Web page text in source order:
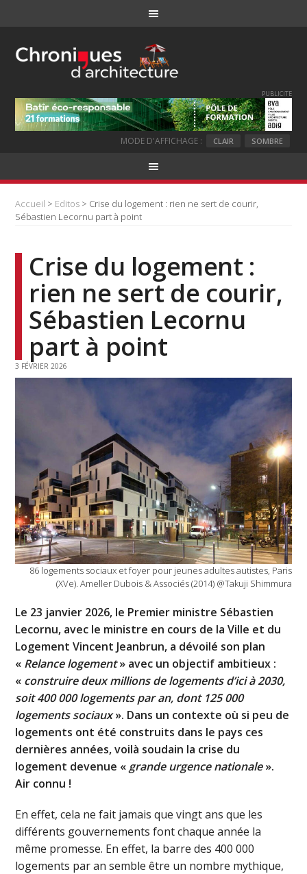
PUBLICITE
MODE D'AFFICHAGE : CLAIR SOMBRE
Accueil > Editos > Crise du logement : rien ne sert de courir,
Sébastien Lecornu part à point
Crise du logement :
rien ne sert de courir,
Sébastien Lecornu
part à point
3 FÉVRIER 2026
86 logements sociaux et foyer pour jeunes adultes autistes, Paris
(XVe). Ameller Dubois & Associés (2014) @Takuji Shimmura
Le 23 janvier 2026, le Premier ministre Sébastien
Lecornu, avec le ministre en cours de la Ville et du
Logement Vincent Jeanbrun, a dévoilé son plan
« Relance logement» avec un objectif ambitieux :
« construire deux millions de logements d’ici à 2030,
soit 400 000 logements par an, dont 125 000
logements sociaux». Dans un contexte où si peu de
logements ont été construits dans le pays ces
dernières années, voilà soudain la crise du
logement devenue « grande urgence nationale».
Air connu !
En effet, cela ne fait jamais que vingt ans que les
différents gouvernements font chaque année la
même promesse. En effet, la barre des 400 000
logements par an semble être un nombre mythique,